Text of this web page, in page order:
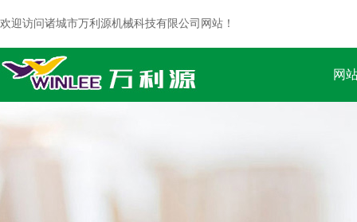
欢迎访问诸城市万利源机械科技有限公司网站！
网